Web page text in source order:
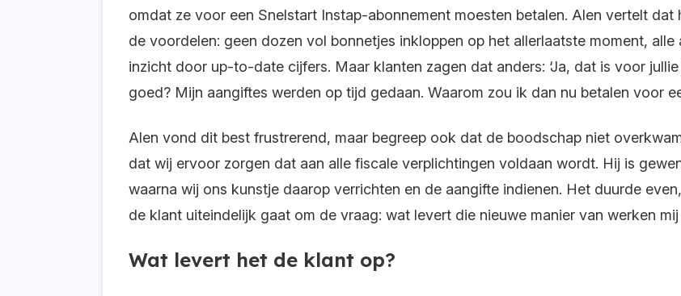
omdat ze voor een Snelstart Instap-abonnement moesten betalen. Alen vertelt
de voordelen: geen dozen vol bonnetjes inkloppen op het allerlaatste moment,
inzicht door up-to-date cijfers. Maar klanten zagen dat anders: ‘Ja, dat is voor
goed? Mijn aangiftes werden op tijd gedaan. Waarom zou ik dan nu betalen voor
Alen vond dit best frustrerend, maar begreep ook dat de boodschap niet
dat wij ervoor zorgen dat aan alle fiscale verplichtingen voldaan wordt. Hij is
waarna wij ons kunstje daarop verrichten en de aangifte indienen. Het duurde
de klant uiteindelijk gaat om de vraag: wat levert die nieuwe manier van werken
Wat levert het de klant op?